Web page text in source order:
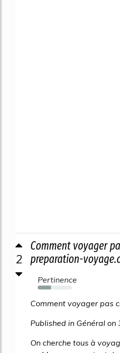
2
Comment voyager
preparation-
Pertinence
38%
Comment voyager pas
Published in Général
On cherche tous à